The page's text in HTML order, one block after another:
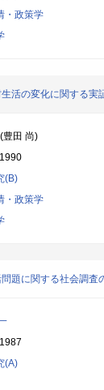
・政策学
活の変化に関する実
豊田 尚)
(B)
・政策学
題に関する社会調査
(A)